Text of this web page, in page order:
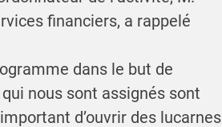
financiers, a rappelé
dans le but de
nous sont assignés sont
d’ouvrir des lucarnes